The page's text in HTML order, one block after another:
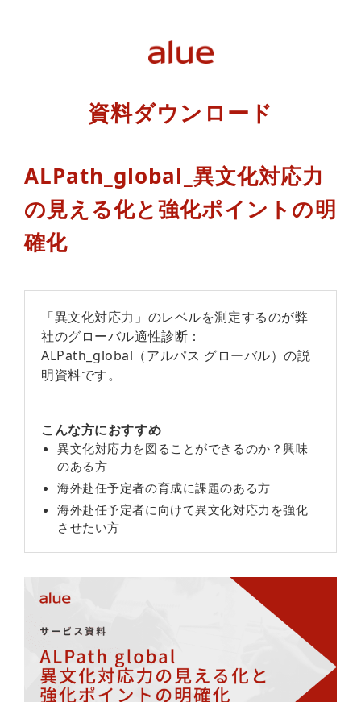
資料ダウンロード
ALPath_global_異文化対応力
の見える化と強化ポイントの明
確化
「異文化対応力」のレベルを測定するのが弊
社のグローバル適性診断：
ALPath_global（アルパス グローバル）の説
明資料です。
こんな方におすすめ
異文化対応力を図ることができるのか？興味
のある方
海外赴任予定者の育成に課題のある方
海外赴任予定者に向けて異文化対応力を強化
させたい方